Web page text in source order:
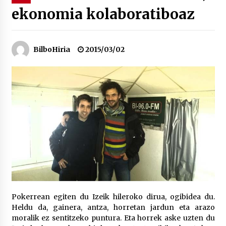
Bakaikuko barnetegitik gazteek egindako saio
berezia
2026/07/16
Tuba eta bonbardinoaren astea, Bilboko
Kontserbatorioan protagonista
2026/07/16
Auzoportala : 1×04 Auzofoniak
2026/07/15
Gaur abitua da Bilbao bbk live jaialdia
2026/07/09
ekonomia kolaboratiboaz
BilboHiria 2015/03/02
Pokerrean egiten du Izeik hileroko dirua, ogibidea du.
Heldu da, gainera, antza, horretan jardun eta arazo
moralik ez sentitzeko puntura. Eta horrek aske uzten du